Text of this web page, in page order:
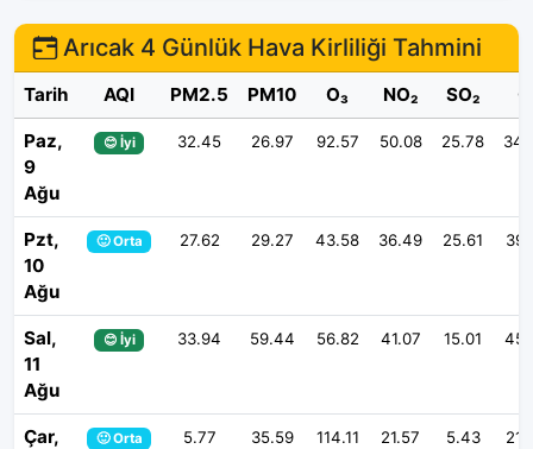
Arıcak 4 Günlük Hava Kirliliği Tahmini
Tarih AQI PM2.5 PM10 O₃ NO₂ SO₂
Paz,
9
Ağu
😊 İyi 32.45 26.97 92.57 50.08 25.78
Pzt,
10
Ağu
🙂 Orta 27.62 29.27 43.58 36.49 25.61
Sal,
11
Ağu
😊 İyi 33.94 59.44 56.82 41.07 15.01
Çar,
🙂 Orta 5.77 35.59 114.11 21.57 5.43